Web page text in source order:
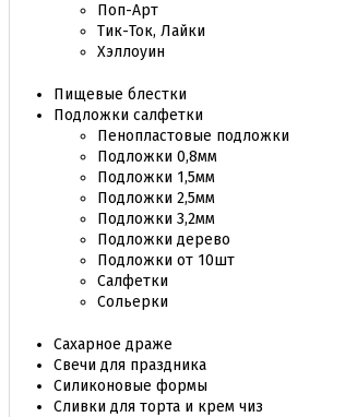
Поп-Арт
Тик-Ток, Лайки
Хэллоуин
Пищевые блестки
Подложки салфетки
Пенопластовые подложки
Подложки 0,8мм
Подложки 1,5мм
Подложки 2,5мм
Подложки 3,2мм
Подложки дерево
Подложки от 10шт
Салфетки
Сольерки
Сахарное драже
Свечи для праздника
Силиконовые формы
Сливки для торта и крем чиз